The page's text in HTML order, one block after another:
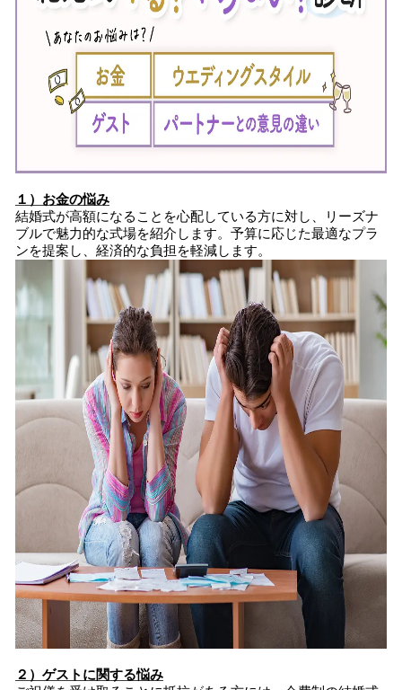
１）お金の悩み
結婚式が高額になることを心配している方に対し、リーズナ
ブルで魅力的な式場を紹介します。予算に応じた最適なプラ
ンを提案し、経済的な負担を軽減します。
２）ゲストに関する悩み